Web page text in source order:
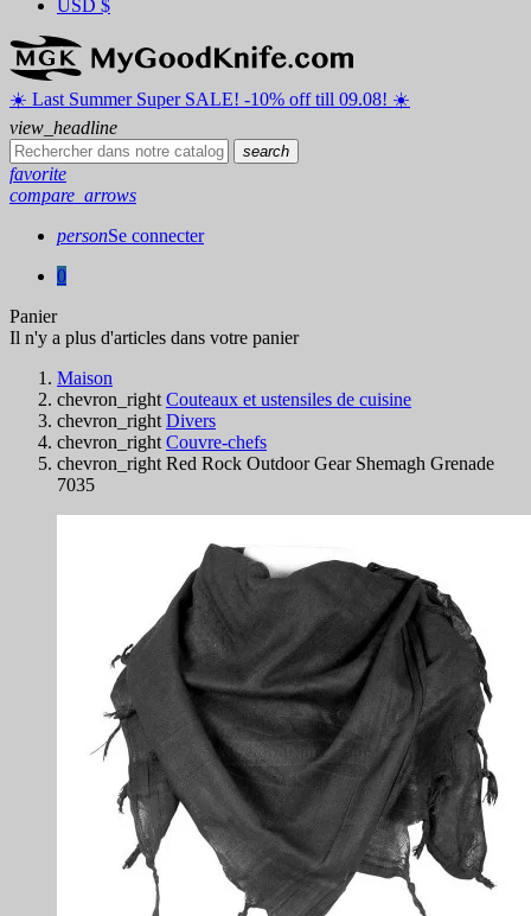
USD $
☀️ ️Last Summer Super SALE! -10% off till 09.08! ☀️
view_headline
search
favorite
compare_arrows
personSe connecter
0
Panier
Il n'y a plus d'articles dans votre panier
Maison
chevron_right Couteaux et ustensiles de cuisine
chevron_right Divers
chevron_right Couvre-chefs
chevron_right Red Rock Outdoor Gear Shemagh Grenade
7035